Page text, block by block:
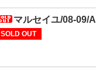
マルセイユ/08-09/A
SOLD OUT